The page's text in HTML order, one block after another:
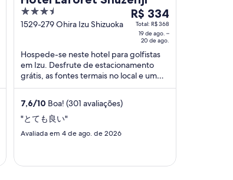
3.5
out
5
1529-279 Ohira Izu Shizuoka
O
preço
de
R$ 334
por
diária
R$ 334
Total: R$ 368
19 de ago. –
20 de ago.
Hospede-se neste hotel para golfistas
em Izu. Desfrute de estacionamento
grátis, as fontes termais no local e um
campo de golfe. Atrações populares
7,6/10 Boa! (301 avaliações)
"とても良い"
Avaliada em 4 de ago. de 2026